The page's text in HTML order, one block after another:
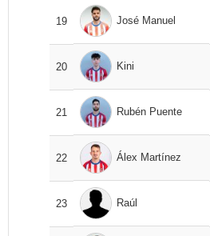
19 José Manuel
20 Kini
21 Rubén Puente
22 Álex Martínez
23 Raúl